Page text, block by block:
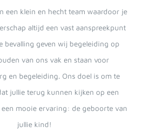
een klein en hecht team waardoor je
altijd een vast aanspreekpunt
bevalling geven wij begeleiding op
van ons vak en staan voor
en begeleiding. Ons doel is om te
jullie terug kunnen kijken op een
mooie ervaring: de geboorte van
jullie kind!